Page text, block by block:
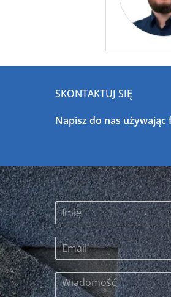
SKONTAKTUJ SIĘ
Napisz do nas